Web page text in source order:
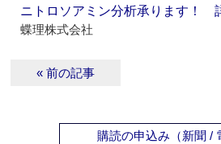
ニトロソアミン分析承ります！
蝶理株式会社
« 前の記事
購読の申込み（新聞 /